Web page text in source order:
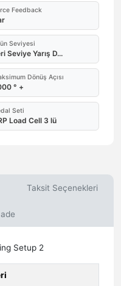
Feedback
Seviyesi
Seviye Yarış D...
Dönüş Açısı
° +
Seti
Load Cell 3 lü
Taksit Seçenekleri
Setup 2